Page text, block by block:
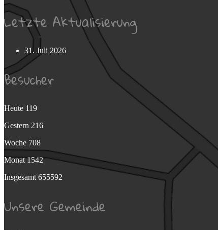
Letzte Aktualisierung
31. Juli 2026
Besucher
Heute 119
Gestern 216
Woche 708
Monat1542
Insgesamt 655592
Unsere Gemeinde